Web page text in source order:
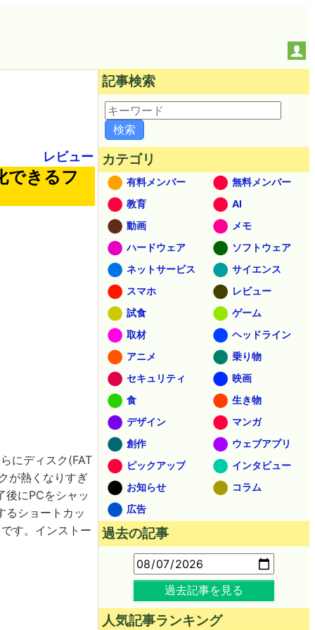
レビュー
できるフ
にディスク(FAT
が熱くなりすぎ
後にPCをシャッ
るショートカッ
す。インストー
記事検索
カテゴリ
有料メンバー
無料メンバー
教育
AI
動画
メモ
ハードウェア
ソフトウェア
ネットサービス
サイエンス
スマホ
レビュー
試食
ゲーム
取材
ヘッドライン
アニメ
乗り物
セキュリティ
映画
食
生き物
デザイン
マンガ
創作
ウェブアプリ
ピックアップ
インタビュー
お知らせ
コラム
広告
過去の記事
過去記事を見る
人気記事ランキング